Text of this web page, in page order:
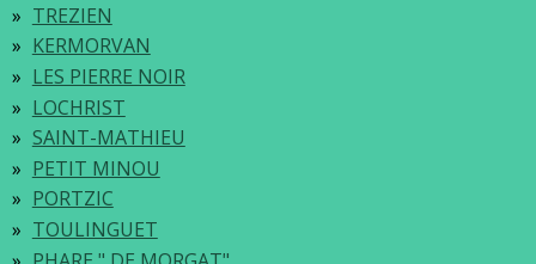
TREZIEN
KERMORVAN
LES PIERRE NOIR
LOCHRIST
SAINT-MATHIEU
PETIT MINOU
PORTZIC
TOULINGUET